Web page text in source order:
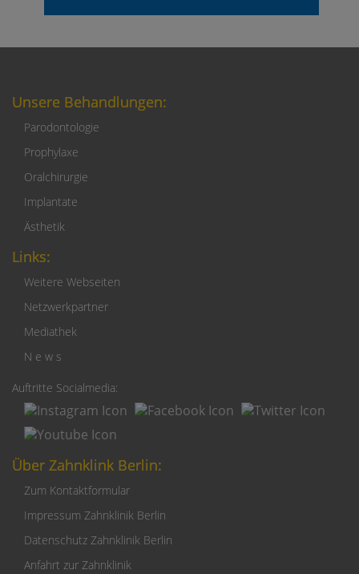
Unsere Behandlungen:
Parodontologie
Prophylaxe
Oralchirurgie
Implantate
Ästhetik
Links:
Weitere Webseiten
Netzwerkpartner
Mediathek
N e w s
Auftritte Socialmedia:
Über Zahnklink Berlin:
Zum Kontaktformular
Impressum Zahnklinik Berlin
Datenschutz Zahnklinik Berlin
Anfahrt zur Zahnklinik